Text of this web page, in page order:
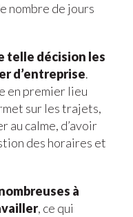
nombre de jours
telle décision les
d’entreprise.
en premier lieu
sur les trajets,
calme, d’avoir
des horaires et
à
, ce qui